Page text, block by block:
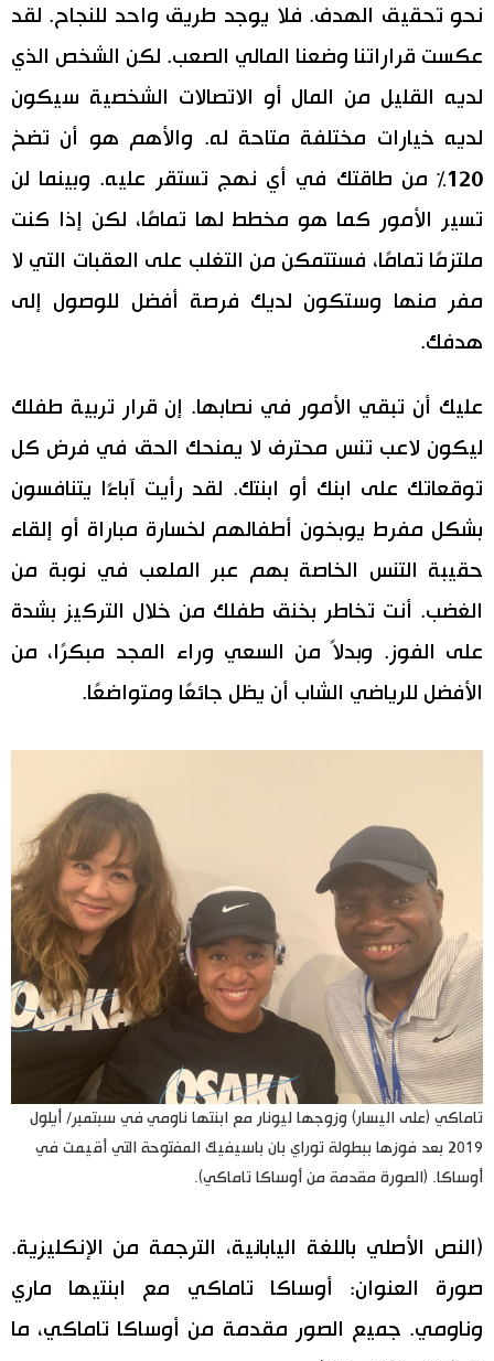
نحو تحقيق الهدف. فلا يوجد طريق واحد للنجاح. لقد
عكست قراراتنا وضعنا المالي الصعب. لكن الشخص الذي
لديه القليل من المال أو الاتصالات الشخصية سيكون
لديه خيارات مختلفة متاحة له. والأهم هو أن تضخ
120٪ من طاقتك في أي نهج تستقر عليه. وبينما لن
تسير الأمور كما هو مخطط لها تمامًا، لكن إذا كنت
ملتزمًا تمامًا، فستتمكن من التغلب على العقبات التي لا
مفر منها وستكون لديك فرصة أفضل للوصول إلى
هدفك.
عليك أن تبقي الأمور في نصابها. إن قرار تربية طفلك
ليكون لاعب تنس محترف لا يمنحك الحق في فرض كل
توقعاتك على ابنك أو ابنتك. لقد رأيت آباءًا يتنافسون
بشكل مفرط يوبخون أطفالهم لخسارة مباراة أو إلقاء
حقيبة التنس الخاصة بهم عبر الملعب في نوبة من
الغضب. أنت تخاطر بخنق طفلك من خلال التركيز بشدة
على الفوز. وبدلاً من السعي وراء المجد مبكرًا، من
الأفضل للرياضي الشاب أن يظل جائعًا ومتواضعًا.
تاماكي (على اليسار) وزوجها ليونار مع ابنتها ناومي في سبتمبر/ أيلول
2019 بعد فوزها ببطولة توراي بان باسيفيك المفتوحة التي أقيمت في
أوساكا. (الصورة مقدمة من أوساكا تاماكي).
(النص الأصلي باللغة اليابانية، الترجمة من الإنكليزية.
صورة العنوان: أوساكا تاماكي مع ابنتيها ماري
وناومي. جميع الصور مقدمة من أوساكا تاماكي، ما